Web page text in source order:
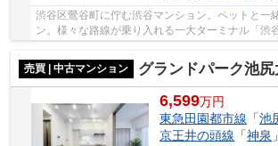
渋谷区鶯谷町に佇む渋谷マンション。ペットと一
ン。様々な路線が乗り入れる一大ターミナル「渋
横線「代官山」駅徒歩9分、井の頭線「神泉」...
売買 | 中古マンション
グランドパーク池尻
6,599万円
東急田園都市線 「池
京王井の頭線 「神泉